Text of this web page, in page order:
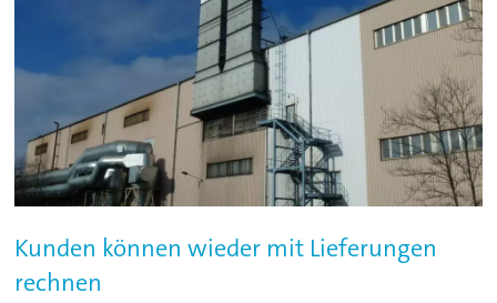
Kunden können wieder mit Lieferungen
rechnen